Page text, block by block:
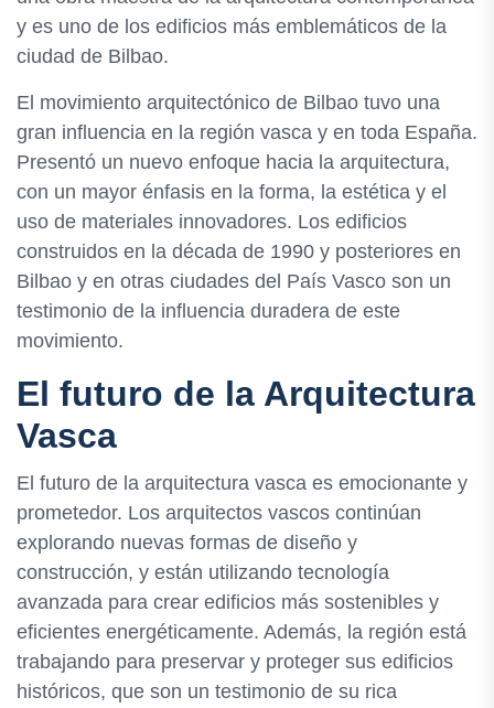
y es uno de los edificios más emblemáticos de la
ciudad de Bilbao.
El movimiento arquitectónico de Bilbao tuvo una
gran influencia en la región vasca y en toda España.
Presentó un nuevo enfoque hacia la arquitectura,
con un mayor énfasis en la forma, la estética y el
uso de materiales innovadores. Los edificios
construidos en la década de 1990 y posteriores en
Bilbao y en otras ciudades del País Vasco son un
testimonio de la influencia duradera de este
movimiento.
El futuro de la Arquitectura
Vasca
El futuro de la arquitectura vasca es emocionante y
prometedor. Los arquitectos vascos continúan
explorando nuevas formas de diseño y
construcción, y están utilizando tecnología
avanzada para crear edificios más sostenibles y
eficientes energéticamente. Además, la región está
trabajando para preservar y proteger sus edificios
históricos, que son un testimonio de su rica